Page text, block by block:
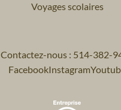
Voyages scolaires
Contactez-nous : 514-382-
FacebookInstagram